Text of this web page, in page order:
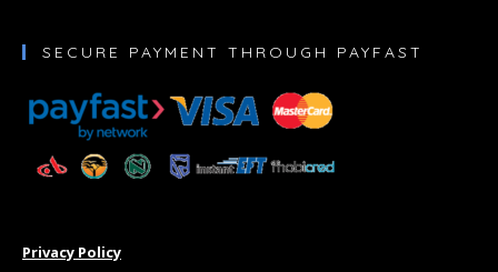
SECURE PAYMENT THROUGH PAYFAST
Privacy Policy